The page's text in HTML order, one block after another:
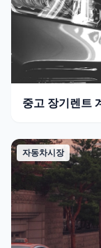
중고 장기렌트
자동차시장